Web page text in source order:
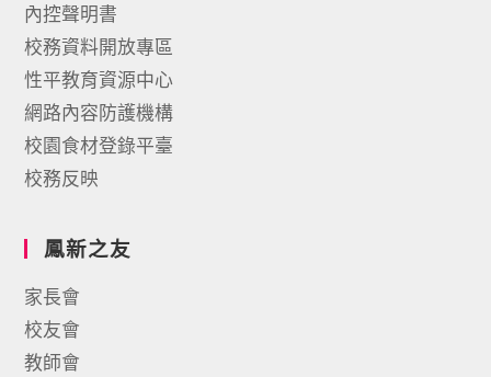
內控聲明書
校務資料開放專區
性平教育資源中心
網路內容防護機構
校園食材登錄平臺
校務反映
鳳新之友
家長會
校友會
教師會